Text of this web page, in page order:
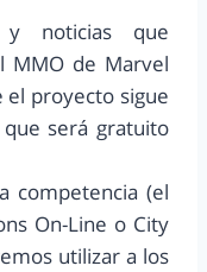
y noticias que
MMO de Marvel
el proyecto sigue
será gratuito
competencia (el
On-Line o City
utilizar a los